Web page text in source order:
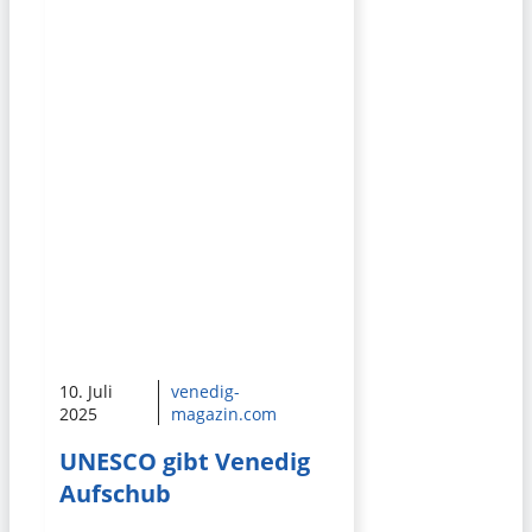
10. Juli
2025
venedig-
magazin.com
UNESCO gibt Venedig
Aufschub